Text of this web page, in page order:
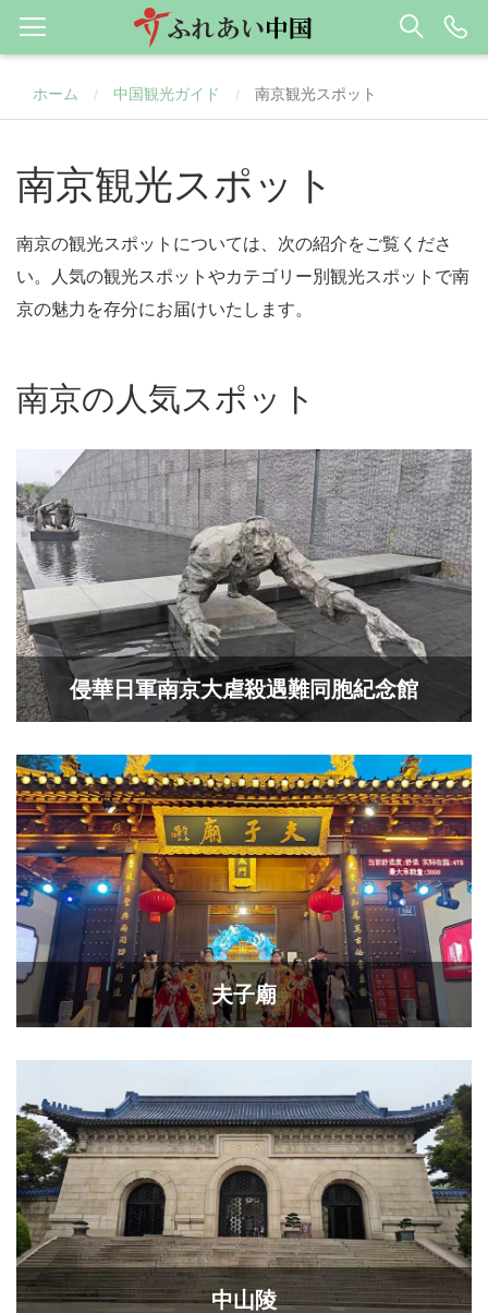
ホーム / 中国観光ガイド / 南京観光スポット
南京観光スポット
南京の観光スポットについては、次の紹介をご覧くださ
い。人気の観光スポットやカテゴリー別観光スポットで南
京の魅力を存分にお届けいたします。
南京の人気スポット
侵華日軍南京大虐殺遇難同胞紀念館
夫子廟
中山陵